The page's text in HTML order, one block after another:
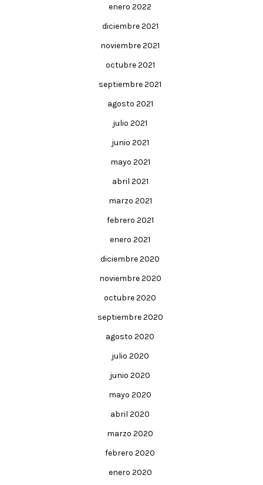
enero 2022
diciembre 2021
noviembre 2021
octubre 2021
septiembre 2021
agosto 2021
julio 2021
junio 2021
mayo 2021
abril 2021
marzo 2021
febrero 2021
enero 2021
diciembre 2020
noviembre 2020
octubre 2020
septiembre 2020
agosto 2020
julio 2020
junio 2020
mayo 2020
abril 2020
marzo 2020
febrero 2020
enero 2020